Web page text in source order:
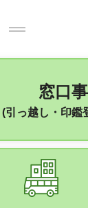
窓口
(引っ越し・印鑑